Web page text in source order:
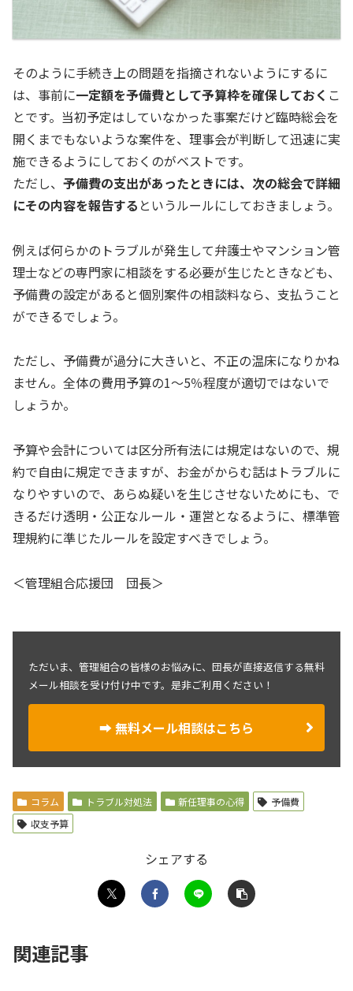
そのように手続き上の問題を指摘されないようにするに
は、事前に一定額を予備費として予算枠を確保しておく こ
とです。当初予定はしていなかった事案だけど臨時総会を
開くまでもないような案件を、理事会が判断して迅速に実
施できるようにしておくのがベストです。
ただし、 予備費の支出があったときには、次の総会で詳細
にその内容を報告する というルールにしておきましょう。
例えば何らかのトラブルが発生して弁護士やマンション管
理士などの専門家に相談をする必要が生じたときなども、
予備費の設定があると個別案件の相談料なら、支払うこと
ができるでしょう。
ただし、予備費が過分に大きいと、不正の温床になりかね
ません。全体の費用予算の1～5％程度が適切ではないで
しょうか。
予算や会計については区分所有法には規定はないので、規
約で自由に規定できますが、お金がからむ話はトラブルに
なりやすいので、あらぬ疑いを生じさせないためにも、で
きるだけ透明・公正なルール・運営となるように、標準管
理規約に準じたルールを設定すべきでしょう。
＜管理組合応援団 団長＞
ただいま、管理組合の皆様のお悩みに、団長が直接返信する無料
メール相談を受け付け中です。是非ご利用ください！
➡ 無料メール相談はこちら
コラム トラブル対処法 新任理事の心得
予備費
収支予算
シェアする
関連記事